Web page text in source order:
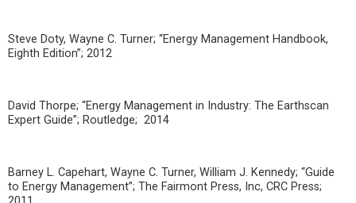
Steve Doty, Wayne C. Turner; “Energy Management Handbook,
Eighth Edition”; 2012
David Thorpe; “Energy Management in Industry: The Earthscan
Expert Guide”; Routledge; 2014
Barney L. Capehart, Wayne C. Turner, William J. Kennedy; “Guide
to Energy Management”; The Fairmont Press, Inc, CRC Press;